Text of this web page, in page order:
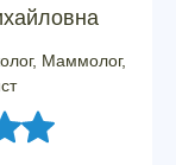
Маммолог,